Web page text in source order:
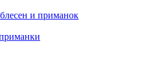
и приманок